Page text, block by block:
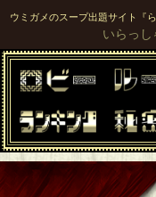
ウミガメのスープ出題サイト『ら
いらっし